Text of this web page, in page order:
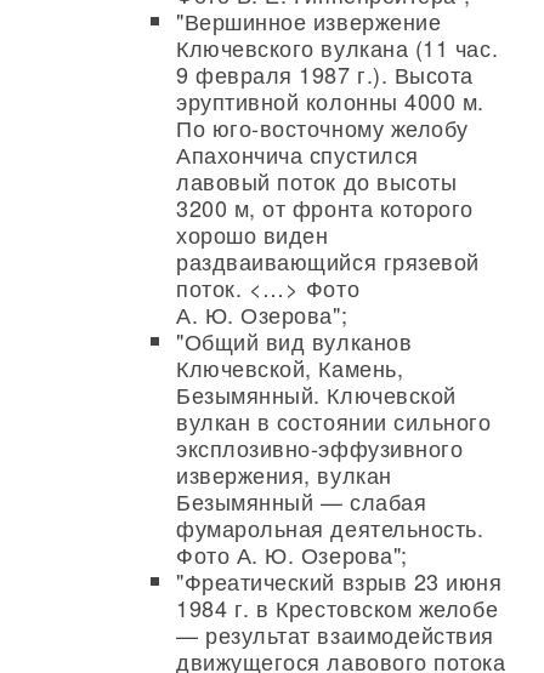
"Вершинное извержение
Ключевского вулкана (11 час.
9 февраля 1987 г.). Высота
эруптивной колонны 4000 м.
По юго-восточному желобу
Апахончича спустился
лавовый поток до высоты
3200 м, от фронта которого
хорошо виден
раздваивающийся грязевой
поток. <…> Фото
А. Ю. Озерова";
"Общий вид вулканов
Ключевской, Камень,
Безымянный. Ключевской
вулкан в состоянии сильного
эксплозивно-эффузивного
извержения, вулкан
Безымянный — слабая
фумарольная деятельность.
Фото А. Ю. Озерова";
"Фреатический взрыв 23 июня
1984 г. в Крестовском желобе
— результат взаимодействия
движущегося лавового потока